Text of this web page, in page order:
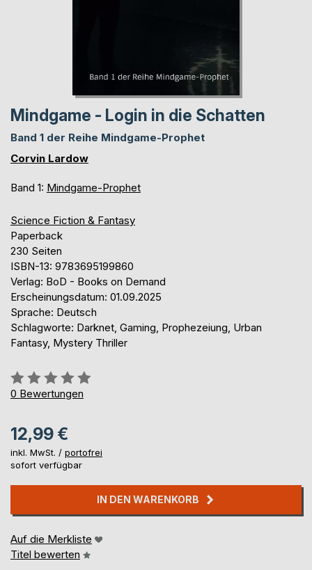
Mindgame - Login in die Schatten
Band 1 der Reihe Mindgame-Prophet
Corvin Lardow
Band 1: Mindgame-Prophet
Science Fiction & Fantasy
Paperback
230 Seiten
ISBN-13: 9783695199860
Verlag: BoD - Books on Demand
Erscheinungsdatum: 01.09.2025
Sprache: Deutsch
Schlagworte: Darknet, Gaming, Prophezeiung, Urban
Fantasy, Mystery Thriller
Bewertung::
0%
0 Bewertungen
12,99 €
inkl. MwSt. / portofrei
sofort verfügbar
IN DEN WARENKORB
Auf die Merkliste
Titel bewerten